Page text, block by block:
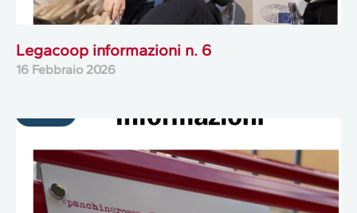
Legacoop informazioni n. 6
16 Febbraio 2026